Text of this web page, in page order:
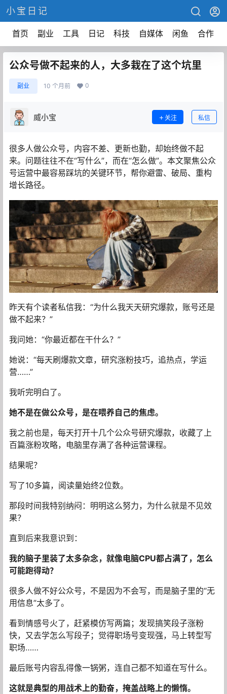
小宝日记
首页 副业 工具 日记 科技 自媒体 闲鱼 合作
公众号做不起来的人，大多栽在了这个坑里
副业 10 个月前 0
威小宝 关注 私信
很多人做公众号，内容不差、更新也勤，却始终做不起
来。问题往往不在“写什么”，而在“怎么做”。本文聚焦公众
号运营中最容易踩坑的关键环节，帮你避雷、破局、重构
增长路径。
昨天有个读者私信我：“为什么我天天研究爆款，账号还是
做不起来？”
我问她：“你最近都在干什么？”
她说：“每天刷爆款文章，研究涨粉技巧，追热点，学运
营……”
我听完明白了。
她不是在做公众号，是在喂养自己的焦虑。
我之前也是，每天打开十几个公众号研究爆款，收藏了上
百篇涨粉攻略，电脑里存满了各种运营课程。
结果呢？
写了10多篇，阅读量始终2位数。
那段时间我特别纳闷：明明这么努力，为什么就是不见效
果？
直到后来我意识到：
我的脑子里装了太多杂念，就像电脑CPU都占满了，怎么
可能跑得动？
很多人做不好公众号，不是因为不会写，而是脑子里的“无
用信息”太多了。
看到情感号火了，赶紧模仿写两篇；发现搞笑段子涨粉
快，又去学怎么写段子；觉得职场号变现强，马上转型写
职场……
最后账号内容乱得像一锅粥，连自己都不知道在写什么。
这就是典型的用战术上的勤奋，掩盖战略上的懒惰。